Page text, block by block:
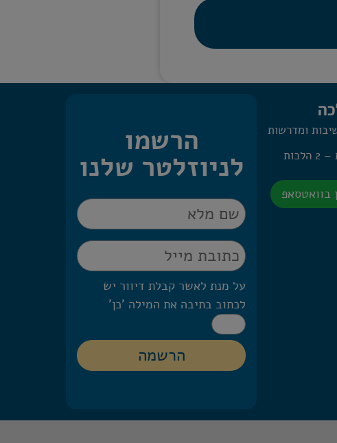
ומדרשות
הפנינה היומית – 2 הלכות
בוואטסאפ
הרשמו
לניוזלטר שלנו
על מנת לאשר קבלת דיוור יש
לכתוב בתיבה את המילה 'כן'